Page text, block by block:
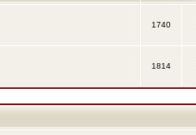
1740
1814